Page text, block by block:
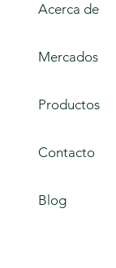
Acerca de
Mercados
Productos
Contacto
Blog